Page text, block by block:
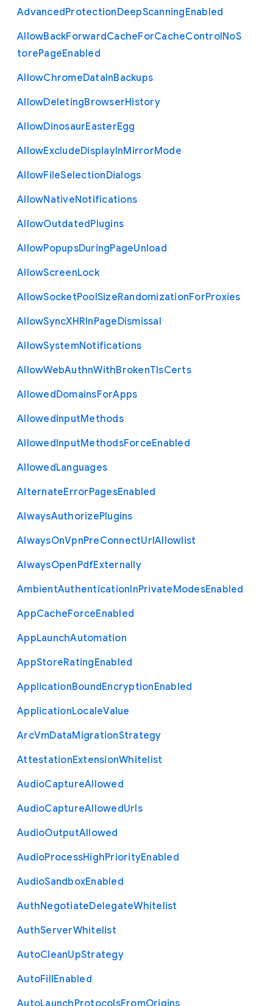
AdvancedProtectionDeepScanningEnabled
AllowBackForwardCacheForCacheControlNoS
torePageEnabled
AllowChromeDataInBackups
AllowDeletingBrowserHistory
AllowDinosaurEasterEgg
AllowExcludeDisplayInMirrorMode
AllowFileSelectionDialogs
AllowNativeNotifications
AllowOutdatedPlugins
AllowPopupsDuringPageUnload
AllowScreenLock
AllowSocketPoolSizeRandomizationForProxies
AllowSyncXHRInPageDismissal
AllowSystemNotifications
AllowWebAuthnWithBrokenTlsCerts
AllowedDomainsForApps
AllowedInputMethods
AllowedInputMethodsForceEnabled
AllowedLanguages
AlternateErrorPagesEnabled
AlwaysAuthorizePlugins
AlwaysOnVpnPreConnectUrlAllowlist
AlwaysOpenPdfExternally
AmbientAuthenticationInPrivateModesEnabled
AppCacheForceEnabled
AppLaunchAutomation
AppStoreRatingEnabled
ApplicationBoundEncryptionEnabled
ApplicationLocaleValue
ArcVmDataMigrationStrategy
AttestationExtensionWhitelist
AudioCaptureAllowed
AudioCaptureAllowedUrls
AudioOutputAllowed
AudioProcessHighPriorityEnabled
AudioSandboxEnabled
AuthNegotiateDelegateWhitelist
AuthServerWhitelist
AutoCleanUpStrategy
AutoFillEnabled
AutoLaunchProtocolsFromOrigins